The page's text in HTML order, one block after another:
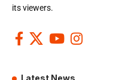
its viewers.